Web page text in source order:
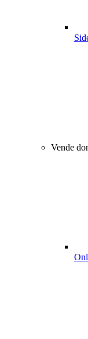
Vende